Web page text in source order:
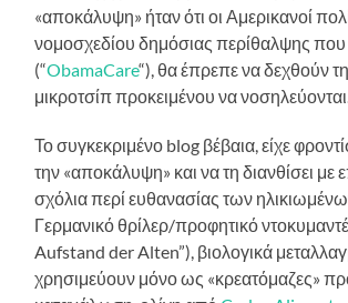
«αποκάλυψη» ήταν ότι οι Αμερικανοί
νομοσχεδίου δημόσιας περίθαλψης που
(“ObamaCare“), θα έπρεπε να δεχθούν
μικροτσίπ προκειμένου να
Το συγκεκριμένο blog βέβαια, είχε
την «αποκάλυψη» και να τη διανθίσει με
σχόλια περί ευθανασίας των
Γερμανικό θρίλερ/προφητικό
Aufstand der Alten”), βιολογικά
χρησιμεύουν μόνο ως «κρεατόμαζες»